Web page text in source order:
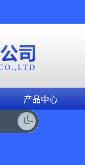
产品中心